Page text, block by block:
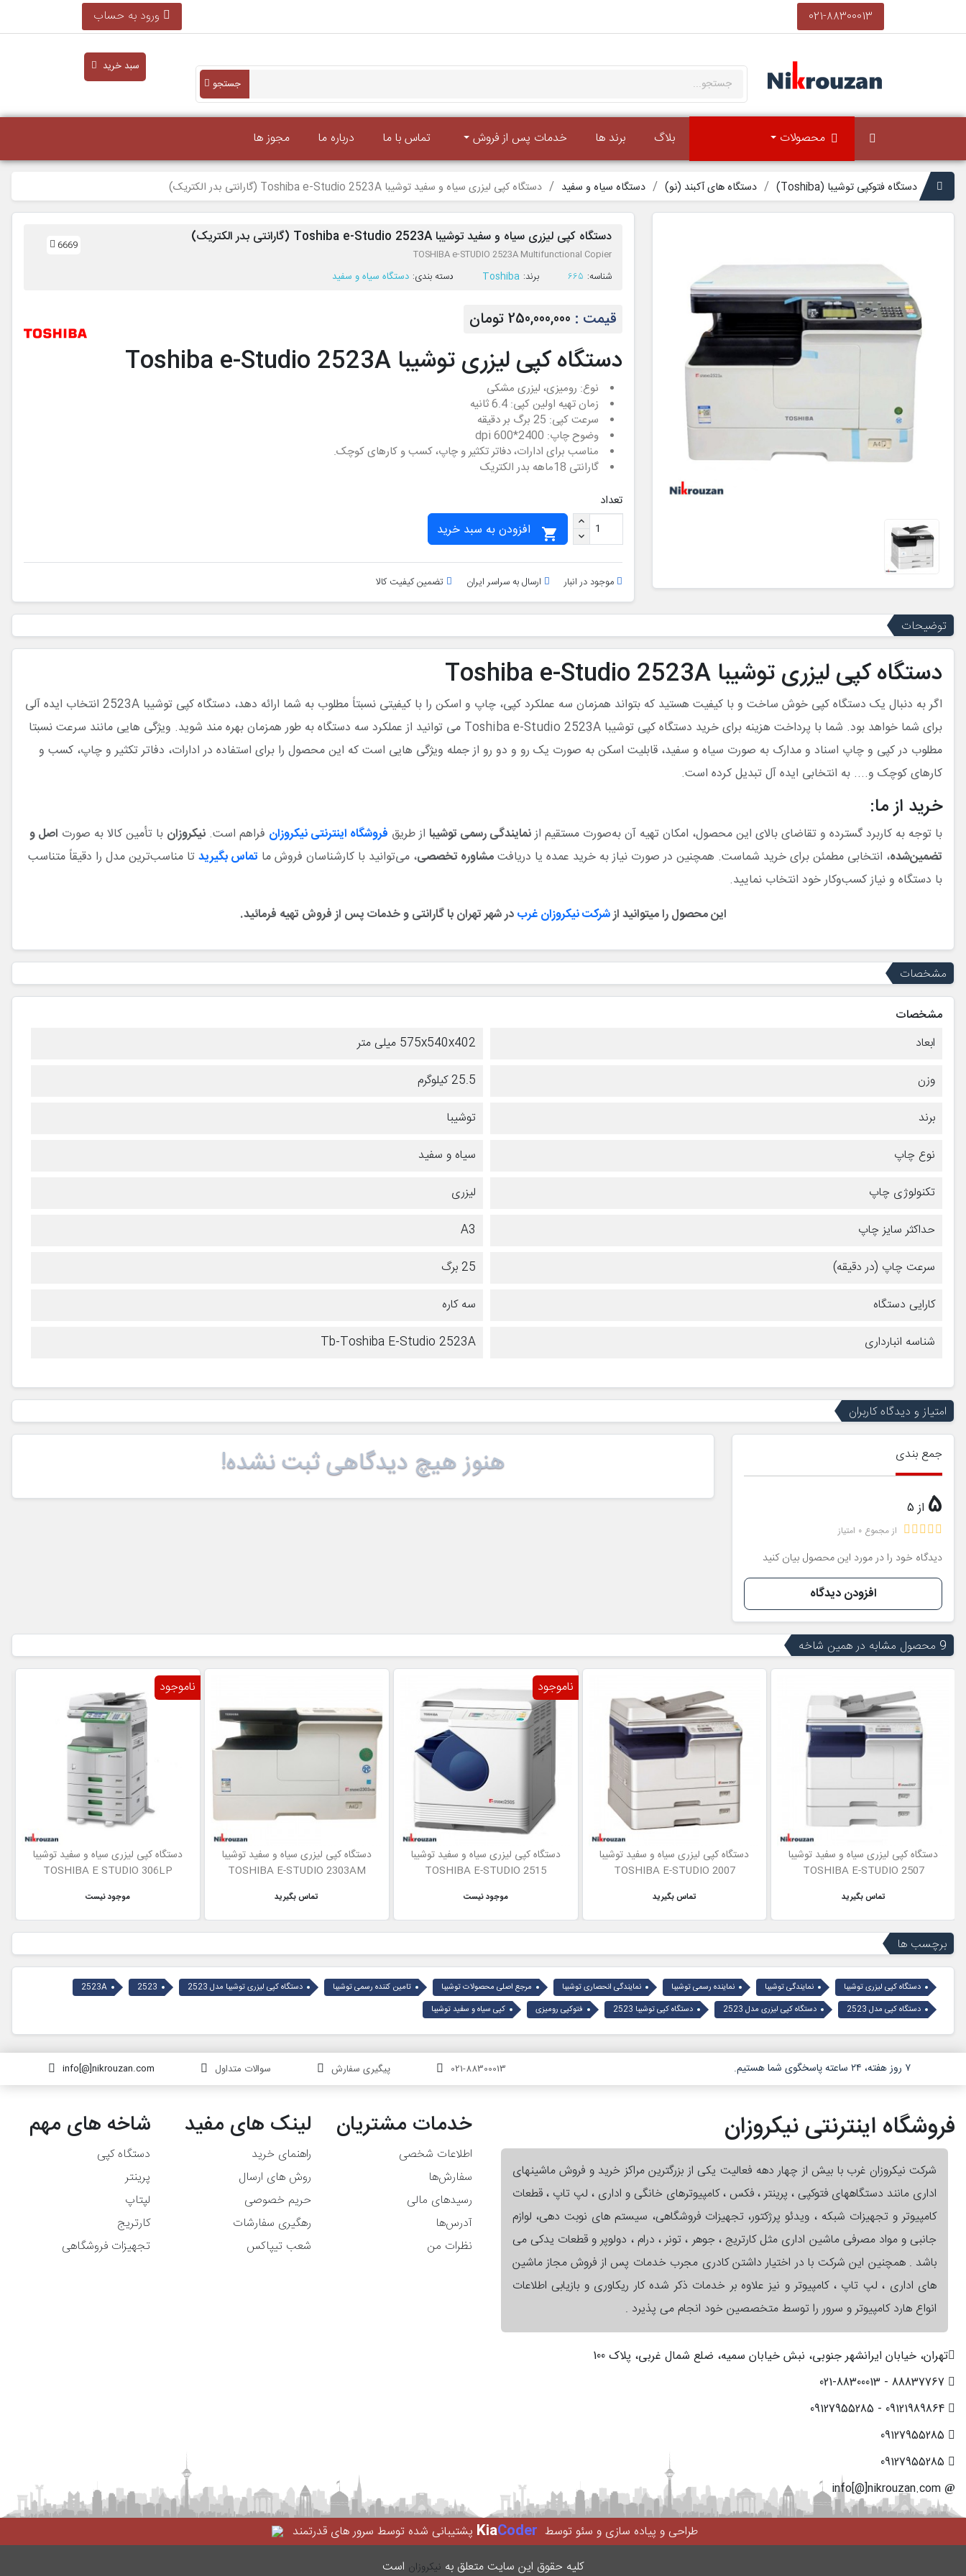
021-88300013 ورود به حساب
جستجو
سبد خرید
محصولات بلاگ برند ها خدمات پس از فروش تماس با ما درباره ما مجوز ها
دستگاه فتوکپی توشیبا (Toshiba) دستگاه های آکبند (نو) دستگاه سیاه و سفید دستگاه کپی لیزری سیاه و سفید توشیبا Toshiba e-Studio 2523A (گارانتی بدر الکتریک)
دستگاه کپی لیزری سیاه و سفید توشیبا Toshiba e-Studio 2523A (گارانتی بدر الکتریک)
TOSHIBA e-STUDIO 2523A Multifunctional Copier
6669
ﺷﻨﺎﺳﻪ: 665 ﺑﺮﻧﺪ: Toshiba ﺩﺳﺘﻪ ﺑﻨﺪی: دستگاه سیاه و سفید
قیمت : 250,000,000 تومان
دستگاه کپی لیزری توشیبا Toshiba e-Studio 2523A
نوع: رومیزی، لیزری مشکی
زمان تهیه اولین کپی: 6.4 ثانیه
سرعت کپی: 25 برگ بر دقیقه
وضوح چاپ: 2400*600 dpi
مناسب برای ادارات، دفاتر تکثیر و چاپ، کسب و کارهای کوچک.
گارانتی 18ماهه بدر الکتریک
تعداد

موجود در انبار ارسال به سراسر ایران تضمین کیفیت کالا
توضیحات
دستگاه کپی لیزری توشیبا Toshiba e-Studio 2523A
اگر به دنبال یک دستگاه کپی خوش ساخت و با کیفیت هستید که بتواند همزمان سه عملکرد کپی، چاپ و اسکن را با کیفیتی نسبتاً مطلوب به شما ارائه دهد، دستگاه کپی توشیبا 2523A انتخاب ایده آلی
برای شما خواهد بود. شما با پرداخت هزینه برای خرید دستگاه کپی توشیبا Toshiba e-Studio 2523A می توانید از عملکرد سه دستگاه به طور همزمان بهره مند شوید. ویژگی هایی مانند سرعت نسبتا
مطلوب در کپی و چاپ اسناد و مدارک به صورت سیاه و سفید، قابلیت اسکن به صورت یک رو و دو رو از جمله ویژگی هایی است که این محصول را برای استفاده در ادارات، دفاتر تکثیر و چاپ، کسب و
کارهای کوچک و.... به انتخابی ایده آل تبدیل کرده است.
خرید از ما:
با توجه به کاربرد گسترده و تقاضای بالای این محصول، امکان تهیه آن به‌صورت مستقیم ازنمایندگی رسمی توشیبا از طریق فروشگاه اینترنتی نیکروزان فراهم است. نیکروزان با تأمین کالا به‌ صورت اصل و
تضمین‌شده، انتخابی مطمئن برای خرید شماست. همچنین در صورت نیاز به خرید عمده یا دریافتمشاوره تخصصی، می‌توانید با کارشناسان فروش ما تماس بگیریدتا مناسب‌ترین مدل را دقیقاً متناسب
با دستگاه و نیاز کسب‌وکار خود انتخاب نمایید.
این محصول را میتوانید ازشرکت نیکروزان غربدر شهر تهران با گارانتی و خدمات پس از فروش تهیه فرمائید.
مشخصات
مشخصات
ابعاد
575x540x402 میلی متر
وزن
25.5 کیلوگرم
برند
توشیبا
نوع چاپ
سیاه و سفید
تکنولوژی چاپ
لیزری
حداکثر سایز چاپ
A3
سرعت چاپ (در دقیقه)
25 برگ
کارایی دستگاه
سه کاره
شناسه انبارداری
Tb-Toshiba E-Studio 2523A
امتیاز و دیدگاه کاربران
جمع بندی
5 از 5
از مجموع 0 امتیاز
دیدگاه خود را در مورد این محصول بیان کنید
افزودن دیدگاه
هنوز هیچ دیدگاهی ثبت نشده!
9 محصول مشابه در همین شاخه
دستگاه کپی لیزری سیاه و سفید توشیبا
TOSHIBA E-STUDIO 2507
تماس بگیرید
دستگاه کپی لیزری سیاه و سفید توشیبا
TOSHIBA E-STUDIO 2007
تماس بگیرید
دستگاه کپی لیزری سیاه و سفید توشیبا
TOSHIBA E-STUDIO 2515
موجود نیست
ناموجود
دستگاه کپی لیزری سیاه و سفید توشیبا
TOSHIBA E-STUDIO 2303AM
تماس بگیرید
دستگاه کپی لیزری سیاه و سفید توشیبا
TOSHIBA E STUDIO 306LP
موجود نیست
ناموجود
برچسب ها
دستگاه کپی لیزری توشیبا نمایندگی توشیبا نماینده رسمی توشیبا نمایندگی انحصاری توشیبا مرجع اصلی محصولات توشیبا تامین کننده رسمی توشیبا دستگاه کپی لیزری توشیبا مدل 2523 2523
2523A
دستگاه کپی مدل 2523
دستگاه کپی لیزری مدل 2523 دستگاه کپی توشیبا 2523 فتوکپی رومیزی کپی سیاه و سفید توشیبا
۷ روز هفته، ۲۴ ساعته پاسخگوی شما هستیم. info[@]nikrouzan.com سوالات متداول پیگیری سفارش 021-88300013
فروشگاه اینترنتی نیکروزان
شرکت نیکروزان غرب با بیش از چهار دهه فعالیت یکی از بزرگترین مراکز خرید و فروش ماشینهای
اداری مانند دستگاههای فتوکپی ، پرینتر ، فکس ، کامپیوترهای خانگی و اداری ، لپ تاپ ، قطعات
کامپیوتر و تجهیزات شبکه ، ویدئو پرژکتور، تجهیزات فروشگاهی، سیستم های نوبت دهی، لوازم
جانبی و مواد مصرفی ماشین اداری مثل کارتریج ، جوهر ، تونر ، درام ، دولوپر و قطعات یدکی می
باشد . همچنین این شرکت با در اختیار داشتن کادری مجرب خدمات پس از فروش مجاز ماشین
های اداری ، لپ تاپ ، کامپیوتر و نیز علاوه بر خدمات ذکر شده کار ریکاوری و بازیابی اطلاعات
انواع هارد کامپیوتر و سرور را توسط متخصصین خود انجام می پذیرد .
خدمات مشتریان
اطلاعات شخصی
سفارش‌ها
رسیدهای مالی
آدرس‌ها
نظرات من
لینک های مفید
راهنمای خرید
روش های ارسال
حریم خصوصی
رهگیری سفارشات
شعب تیپاکس
شاخه های مهم
دستگاه کپی
پرینتر
لپتاپ
کارتریج
تجهیزات فروشگاهی
تهران، خیابان ایرانشهر جنوبی، نبش خیابان سمیه، ضلع شمال غربی، پلاک 100
طراحی و پیاده سازی و سئو توسط KiaCoder
پشتیبانی شده توسط سرور های قدرتمند
کليه حقوق اين سایت متعلق به نیکروزان است